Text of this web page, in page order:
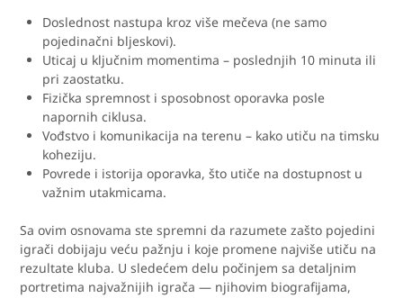
Doslednost nastupa kroz više mečeva (ne samo
pojedinačni bljeskovi).
Uticaj u ključnim momentima – poslednjih 10 minuta ili
pri zaostatku.
Fizička spremnost i sposobnost oporavka posle
napornih ciklusa.
Vođstvo i komunikacija na terenu – kako utiču na timsku
koheziju.
Povrede i istorija oporavka, što utiče na dostupnost u
važnim utakmicama.
Sa ovim osnovama ste spremni da razumete zašto pojedini
igrači dobijaju veću pažnju i koje promene najviše utiču na
rezultate kluba. U sledećem delu počinjem sa detaljnim
portretima najvažnijih igrača — njihovim biografijama,